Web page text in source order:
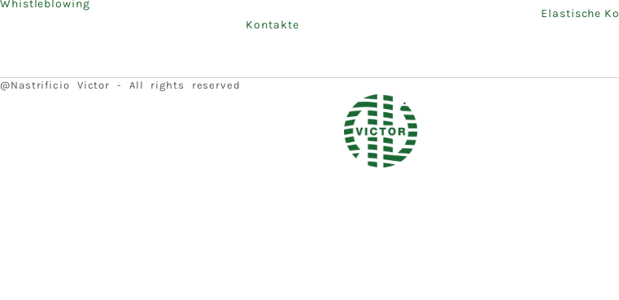
Whistleblowing
Kontakte
Elastische
@Nastrificio Victor - All rights reserved